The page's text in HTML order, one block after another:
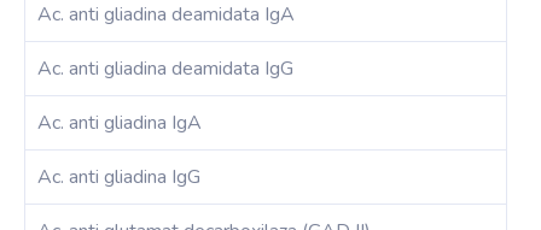
Ac. anti gliadina deamidata IgA
Ac. anti gliadina deamidata IgG
Ac. anti gliadina IgA
Ac. anti gliadina IgG